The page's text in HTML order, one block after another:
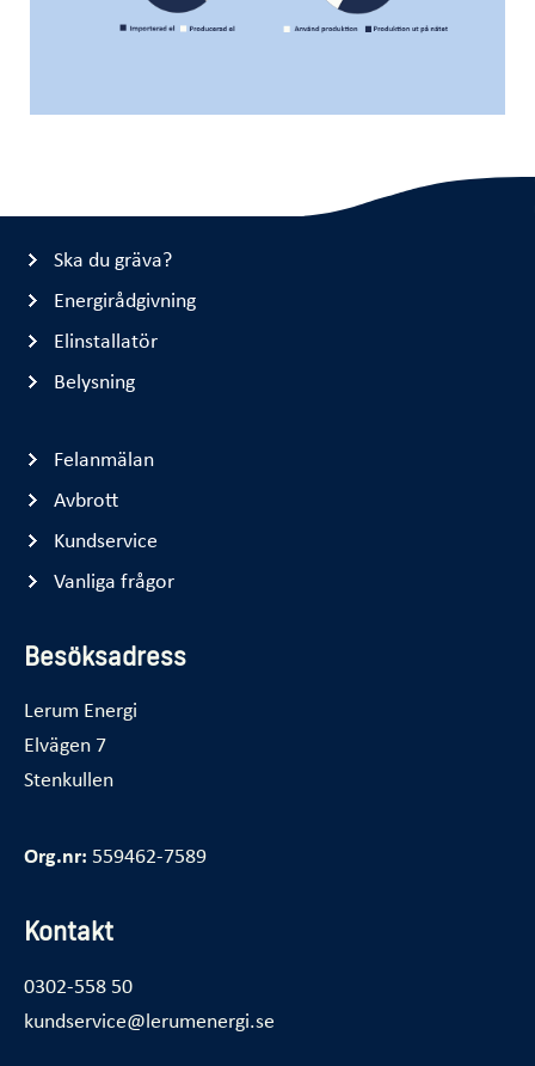
Ska du gräva?
Energirådgivning
Elinstallatör
Belysning
Felanmälan
Avbrott
Kundservice
Vanliga frågor
Besöksadress
Lerum Energi
Elvägen 7
Stenkullen
Org.nr: 559462-7589
Kontakt
0302-558 50
kundservice@lerumenergi.se